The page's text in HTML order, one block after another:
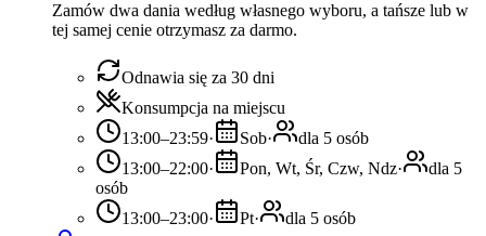
Zamów dwa dania według własnego wyboru, a tańsze lub w
tej samej cenie otrzymasz za darmo.
Odnawia się za 30 dni
Konsumpcja na miejscu
13:00–23:59· Sob·
dla 5 osób
13:00–22:00· Pon, Wt, Śr, Czw, Ndz·
dla 5
osób
13:00–23:00· Pt·
dla 5 osób